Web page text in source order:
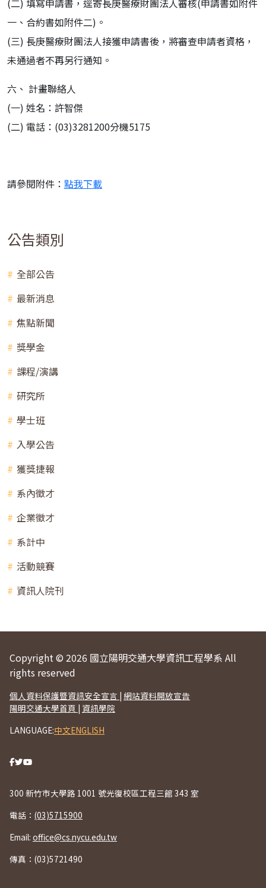
一、合約書如附件二)。
(三) 長庚醫療財團法人接獲申請書後，將審查申請者資格，
未通過者不再另行通知。
六、 計畫聯絡人
(一) 姓名：許智傑
(二) 電話：(03)3281200分機5175
請參閱附件： 點我下載
公告類別
全部公告
最新消息
焦點新聞
獎學金
課程/演講
研究所
學士班
入學公告
獲獎捷報
系內徵才
企業徵才
系計中
活動競賽
資訊人院刊
Copyright © 2026 國立陽明交通大學資訊工程學系 All
rights reserved
個人資料保護暨資訊安全宣言 | 網站資料開放宣告
陽明交通大學首頁 | 資訊學院
LANGUAGE:中文ENGLISH
300 新竹市大學路 1001 號光復校區工程三館 343 室
電話： (03)5715900
Email: office@cs.nycu.edu.tw
傳真：(03)5721490